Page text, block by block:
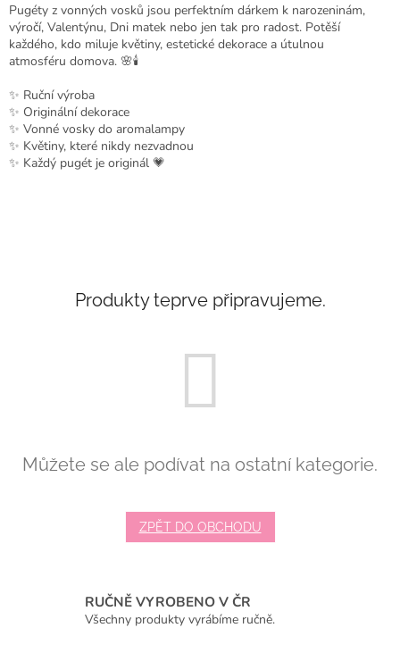
Pugéty z vonných vosků jsou perfektním dárkem k narozeninám,
výročí, Valentýnu, Dni matek nebo jen tak pro radost. Potěší
každého, kdo miluje květiny, estetické dekorace a útulnou
atmosféru domova. 🌸🕯️
✨ Ruční výroba
✨ Originální dekorace
✨ Vonné vosky do aromalampy
✨ Květiny, které nikdy nezvadnou
✨ Každý pugét je originál 💗
Produkty teprve připravujeme.
Můžete se ale podívat na ostatní kategorie.
ZPĚT DO OBCHODU
RUČNĚ VYROBENO V ČR
Všechny produkty vyrábíme ručně.